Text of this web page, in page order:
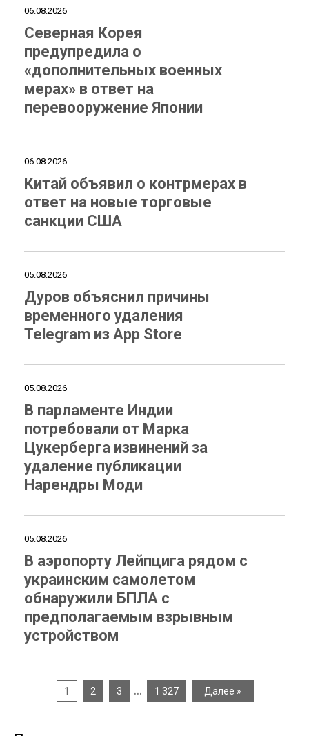
06.08.2026
Северная Корея
предупредила о
«дополнительных военных
мерах» в ответ на
перевооружение Японии
06.08.2026
Китай объявил о контрмерах в
ответ на новые торговые
санкции США
05.08.2026
Дуров объяснил причины
временного удаления
Telegram из App Store
05.08.2026
В парламенте Индии
потребовали от Марка
Цукерберга извинений за
удаление публикации
Нарендры Моди
05.08.2026
В аэропорту Лейпцига рядом с
украинским самолетом
обнаружили БПЛА с
предполагаемым взрывным
устройством
1 2 3 … 1 327 Далее »